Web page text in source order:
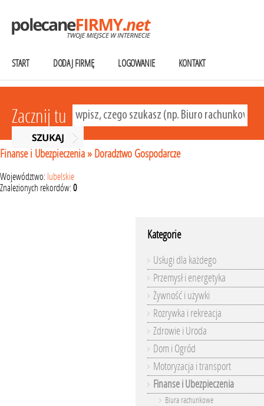
START DODAJ FIRMĘ LOGOWANIE KONTAKT
Zacznij tu
Finanse i Ubezpieczenia» Doradztwo Gospodarcze
Województwo: lubelskie
Znalezionych rekordów:0
Kategorie
Usługi dla każdego
Przemysł i energetyka
Żywność i używki
Rozrywka i rekreacja
Zdrowie i Uroda
Dom i Ogród
Motoryzacja i transport
Finanse i Ubezpieczenia
Biura rachunkowe